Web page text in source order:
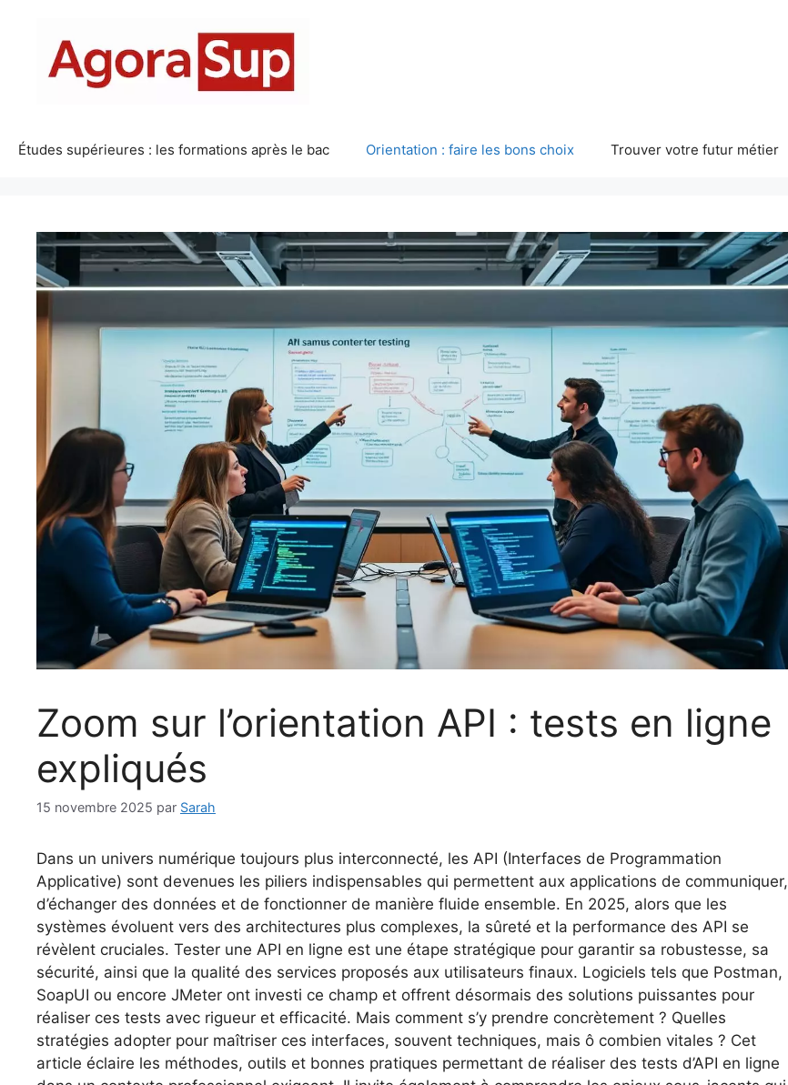
contenu
Études supérieures : les formations après le bac Orientation : faire les bons choix Trouver votre futur métier
Zoom sur l’orientation API : tests en ligne
expliqués
15 novembre 2025 par Sarah
Dans un univers numérique toujours plus interconnecté, les API (Interfaces de Programmation
Applicative) sont devenues les piliers indispensables qui permettent aux applications de communiquer,
d’échanger des données et de fonctionner de manière fluide ensemble. En 2025, alors que les
systèmes évoluent vers des architectures plus complexes, la sûreté et la performance des API se
révèlent cruciales. Tester une API en ligne est une étape stratégique pour garantir sa robustesse, sa
sécurité, ainsi que la qualité des services proposés aux utilisateurs finaux. Logiciels tels que Postman,
SoapUI ou encore JMeter ont investi ce champ et offrent désormais des solutions puissantes pour
réaliser ces tests avec rigueur et efficacité. Mais comment s’y prendre concrètement ? Quelles
stratégies adopter pour maîtriser ces interfaces, souvent techniques, mais ô combien vitales ? Cet
article éclaire les méthodes, outils et bonnes pratiques permettant de réaliser des tests d’API en ligne